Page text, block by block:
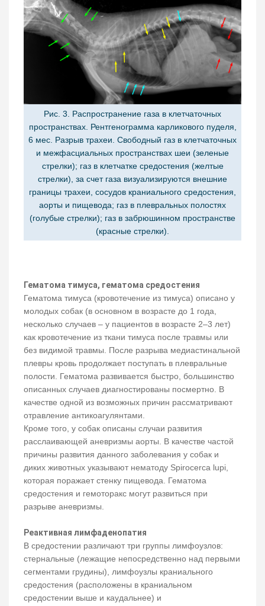
Рис. 3. Распространение газа в клетчаточных
пространствах. Рентгенограмма карликового пуделя,
6 мес. Разрыв трахеи. Свободный газ в клетчаточных
и межфасциальных пространствах шеи (зеленые
стрелки); газ в клетчатке средостения (желтые
стрелки), за счет газа визуализируются внешние
границы трахеи, сосудов краниального средостения,
аорты и пищевода; газ в плевральных полостях
(голубые стрелки); газ в забрюшинном пространстве
(красные стрелки).
Гематома тимуса, гематома средостения
Гематома тимуса (кровотечение из тимуса) описано у
молодых собак (в основном в возрасте до 1 года,
несколько случаев – у пациентов в возрасте 2–3 лет)
как кровотечение из ткани тимуса после травмы или
без видимой травмы. После разрыва медиастинальной
плевры кровь продолжает поступать в плевральные
полости. Гематома развивается быстро, большинство
описанных случаев диагностированы посмертно. В
качестве одной из возможных причин рассматривают
отравление антикоагулянтами.
Кроме того, у собак описаны случаи развития
расслаивающей аневризмы аорты. В качестве частой
причины развития данного заболевания у собак и
диких животных указывают нематоду Spirocerca lupi,
которая поражает стенку пищевода. Гематома
средостения и гемоторакс могут развиться при
разрыве аневризмы.
Реактивная лимфаденопатия
В средостении различают три группы лимфоузлов:
стернальные (лежащие непосредственно над первыми
сегментами грудины), лимфоузлы краниального
средостения (расположены в краниальном
средостении выше и каудальнее) и